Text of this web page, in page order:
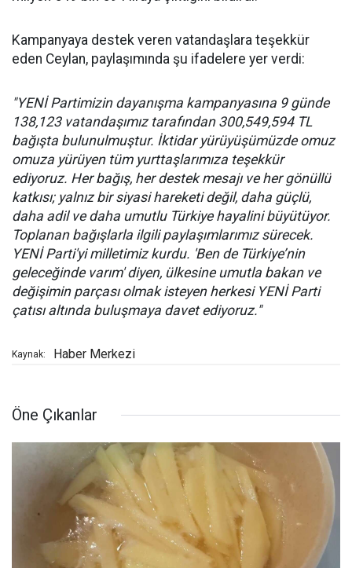
Kampanyaya destek veren vatandaşlara teşekkür
eden Ceylan, paylaşımında şu ifadelere yer verdi:
"YENİ Partimizin dayanışma kampanyasına 9 günde
138,123 vatandaşımız tarafından 300,549,594 TL
bağışta bulunulmuştur. İktidar yürüyüşümüzde omuz
omuza yürüyen tüm yurttaşlarımıza teşekkür
ediyoruz. Her bağış, her destek mesajı ve her gönüllü
katkısı; yalnız bir siyasi hareketi değil, daha güçlü,
daha adil ve daha umutlu Türkiye hayalini büyütüyor.
Toplanan bağışlarla ilgili paylaşımlarımız sürecek.
YENİ Parti'yi milletimiz kurdu. 'Ben de Türkiye’nin
geleceğinde varım' diyen, ülkesine umutla bakan ve
değişimin parçası olmak isteyen herkesi YENİ Parti
çatısı altında buluşmaya davet ediyoruz."
Kaynak: Haber Merkezi
Öne Çıkanlar